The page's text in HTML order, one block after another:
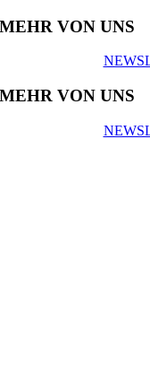
MEHR VON UNS
MEHR VON UNS